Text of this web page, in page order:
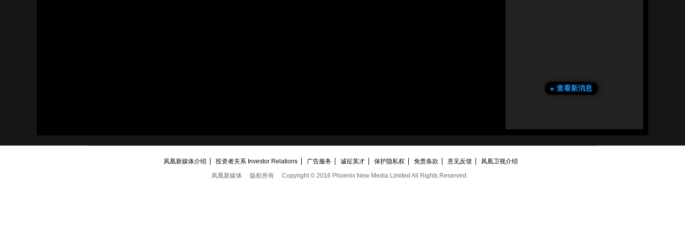
查看新消息
凤凰新媒体介绍 投资者关系 Investor Relations 广告服务 诚征英才 保护隐私权 免责条款 意见反馈
凤凰卫视介绍
凤凰新媒体
版权所有 Copyright © 2016 Phoenix New Media Limited All Rights Reserved.